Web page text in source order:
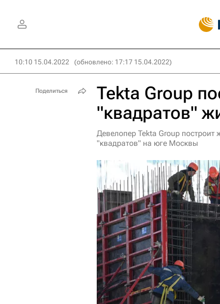
10:10 15.04.2022 (обновлено: 17:17 15.04.2022)
Tekta Group
"квадратов"
Девелопер Tekta Group
"квадратов" на юге Москвы
Поделиться